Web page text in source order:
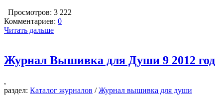
Просмотров: 3 222
Комментариев: 0
Читать дальше
Журнал Вышивка для Души 9 2012 год
,
раздел: Каталог журналов /Журнал вышивка для души